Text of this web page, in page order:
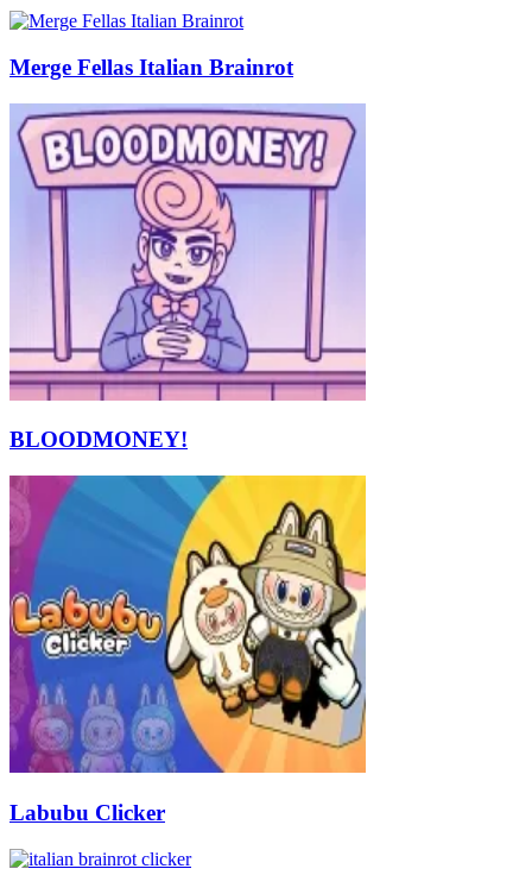
Merge Fellas Italian Brainrot
BLOODMONEY!
Labubu Clicker